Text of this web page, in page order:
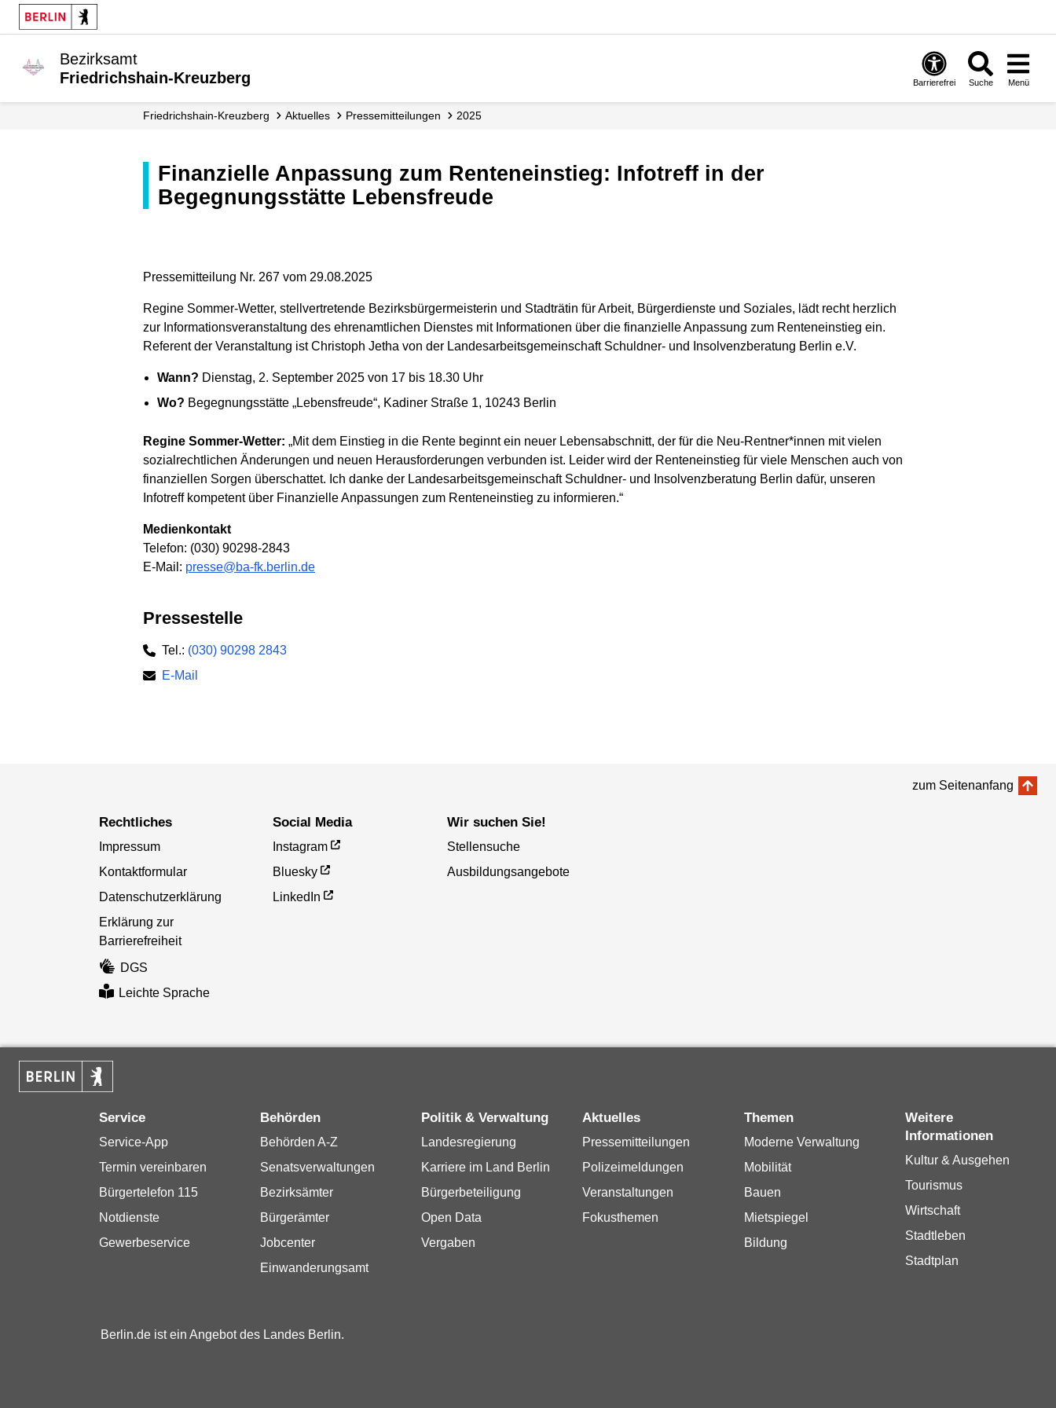
Bezirksamt
Friedrichshain-Kreuzberg
Barrierefrei Suche Menü
Friedrichshain-Kreuzberg Aktuelles Presse­mitteilungen 2025
Finanzielle Anpassung zum Renteneinstieg: Infotreff in der
Begegnungsstätte Lebensfreude
Pressemitteilung Nr. 267 vom 29.08.2025
Regine Sommer-Wetter, stellvertretende Bezirksbürgermeisterin und Stadträtin für Arbeit, Bürgerdienste und Soziales, lädt recht herzlich
zur Informationsveranstaltung des ehrenamtlichen Dienstes mit Informationen über die finanzielle Anpassung zum Renteneinstieg ein.
Referent der Veranstaltung ist Christoph Jetha von der Landesarbeitsgemeinschaft Schuldner- und Insolvenzberatung Berlin e.V.
Wann? Dienstag, 2. September 2025 von 17 bis 18.30 Uhr
Wo? Begegnungsstätte „Lebensfreude“, Kadiner Straße 1, 10243 Berlin
Regine Sommer-Wetter: „Mit dem Einstieg in die Rente beginnt ein neuer Lebensabschnitt, der für die Neu-Rentner*innen mit vielen
sozialrechtlichen Änderungen und neuen Herausforderungen verbunden ist. Leider wird der Renteneinstieg für viele Menschen auch von
finanziellen Sorgen überschattet. Ich danke der Landesarbeitsgemeinschaft Schuldner- und Insolvenzberatung Berlin dafür, unseren
Infotreff kompetent über Finanzielle Anpassungen zum Renteneinstieg zu informieren.“
Medienkontakt
Telefon: (030) 90298-2843
E-Mail: presse@ba-fk.berlin.de
Pressestelle
Tel.: (030) 90298 2843
E-Mail
zum Seitenanfang
Rechtliches
Impressum
Kontaktformular
Datenschutzerklärung
Erklärung zur
Barrierefreiheit
DGS
Leichte Sprache
Social Media
Instagram
Bluesky
LinkedIn
Wir suchen Sie!
Stellensuche
Ausbildungsangebote
Service
Service-App
Termin vereinbaren
Bürgertelefon 115
Notdienste
Gewerbeservice
Behörden
Behörden A-Z
Senatsverwaltungen
Bezirksämter
Bürgerämter
Jobcenter
Einwanderungsamt
Politik & Verwaltung
Landesregierung
Karriere im Land Berlin
Bürgerbeteiligung
Open Data
Vergaben
Aktuelles
Pressemitteilungen
Polizeimeldungen
Veranstaltungen
Fokusthemen
Themen
Moderne Verwaltung
Mobilität
Bauen
Mietspiegel
Bildung
Weitere
Informationen
Kultur & Ausgehen
Tourismus
Wirtschaft
Stadtleben
Stadtplan
Berlin.de ist ein Angebot des Landes Berlin.